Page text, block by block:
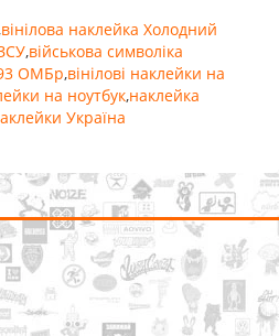
вінілова наклейка Холодний
,військова символіка
ОМБр,вінілові наклейки на
на ноутбук,наклейка
Україна